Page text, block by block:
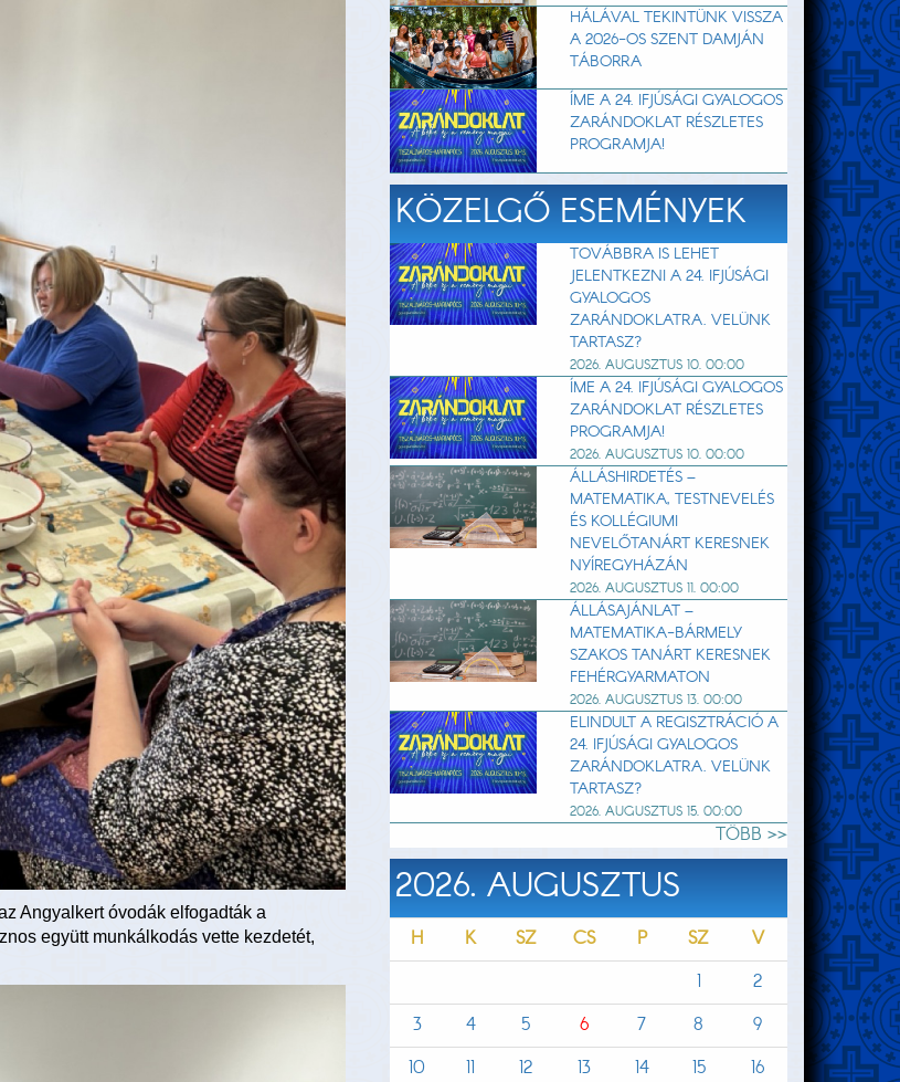
Angyalkert óvodák elfogadták a
együtt munkálkodás vette kezdetét,
HÁLÁVAL TEKINTÜNK VISSZA
A 2026-OS SZENT DAMJÁN
TÁBORRA
ÍME A 24. IFJÚSÁGI GYALOGOS
ZARÁNDOKLAT RÉSZLETES
PROGRAMJA!
KÖZELGŐ ESEMÉNYEK
TOVÁBBRA IS LEHET
JELENTKEZNI A 24. IFJÚSÁGI
GYALOGOS
ZARÁNDOKLATRA. VELÜNK
TARTASZ?
2026. AUGUSZTUS 10. 00:00
ÍME A 24. IFJÚSÁGI GYALOGOS
ZARÁNDOKLAT RÉSZLETES
PROGRAMJA!
2026. AUGUSZTUS 10. 00:00
ÁLLÁSHIRDETÉS –
MATEMATIKA, TESTNEVELÉS
ÉS KOLLÉGIUMI
NEVELŐTANÁRT KERESNEK
NYÍREGYHÁZÁN
2026. AUGUSZTUS 11. 00:00
ÁLLÁSAJÁNLAT –
MATEMATIKA-BÁRMELY
SZAKOS TANÁRT KERESNEK
FEHÉRGYARMATON
2026. AUGUSZTUS 13. 00:00
ELINDULT A REGISZTRÁCIÓ A
24. IFJÚSÁGI GYALOGOS
ZARÁNDOKLATRA. VELÜNK
TARTASZ?
2026. AUGUSZTUS 15. 00:00
TÖBB >>
2026. AUGUSZTUS
H K SZ CS P SZ
V
1
2
3
4 5 6 7 8
9
10
11 12 13 14 15
16